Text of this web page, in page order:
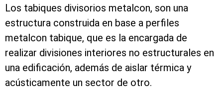
Los tabiques divisorios metalcon, son una
estructura construida en base a perfiles
metalcon tabique, que es la encargada de
realizar divisiones interiores no estructurales en
una edificación, además de aislar térmica y
acústicamente un sector de otro.